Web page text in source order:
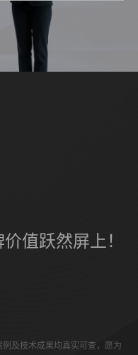
值跃然屏上！
及技术成果均真实可查，愿为